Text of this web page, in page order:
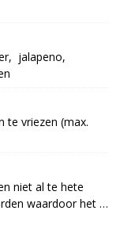
jalapeno,
te vriezen (max.
niet al te hete
waardoor het
vuur half hoog